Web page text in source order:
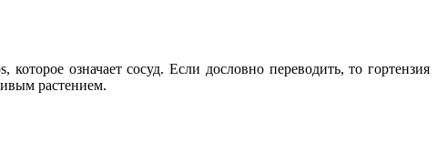
означает сосуд. Если дословно переводить, то гортензия
растением.